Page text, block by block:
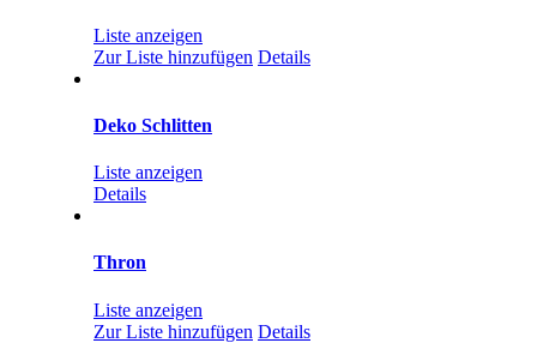
Liste anzeigen
Zur Liste hinzufügen Details
Deko Schlitten
Liste anzeigen
Details
Thron
Liste anzeigen
Zur Liste hinzufügen Details